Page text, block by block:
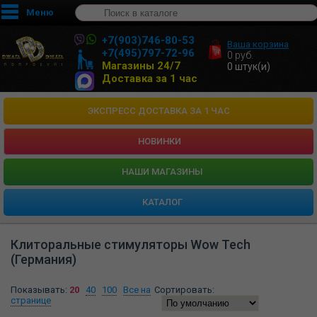
Меню
+7(903)746-80-53
+7(495)797-72-96
Магазины 24/7
Доставка за 1 час
Ваша корзина
0 руб.
0 штук(и)
ЭКСПРЕСС ДОСТАВКА ЗА 1 ЧАС
НОВИНКИ
HАШИ МАГАЗИНЫ
КАТАЛОГ
Клиторальные стимуляторы Wow Tech
(Германия)
Показывать: 20 40 100
Все на
странице
Сортировать: